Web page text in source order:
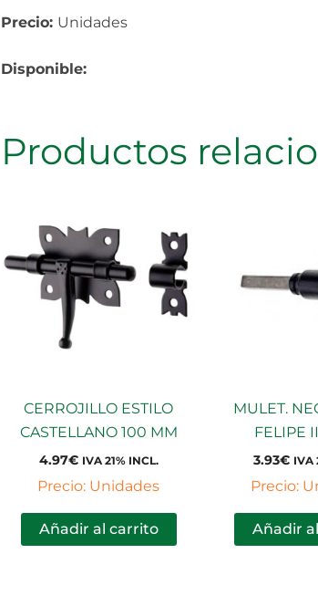
Precio: Unidades
Disponible:
Productos
CERROJILLO ESTILO
CASTELLANO 100 MM
4.97€ IVA 21% INCL.
Precio: Unidades
Añadir al carrito
MULET.
FELIPE
3.93€ IVA
Precio:
Añadir